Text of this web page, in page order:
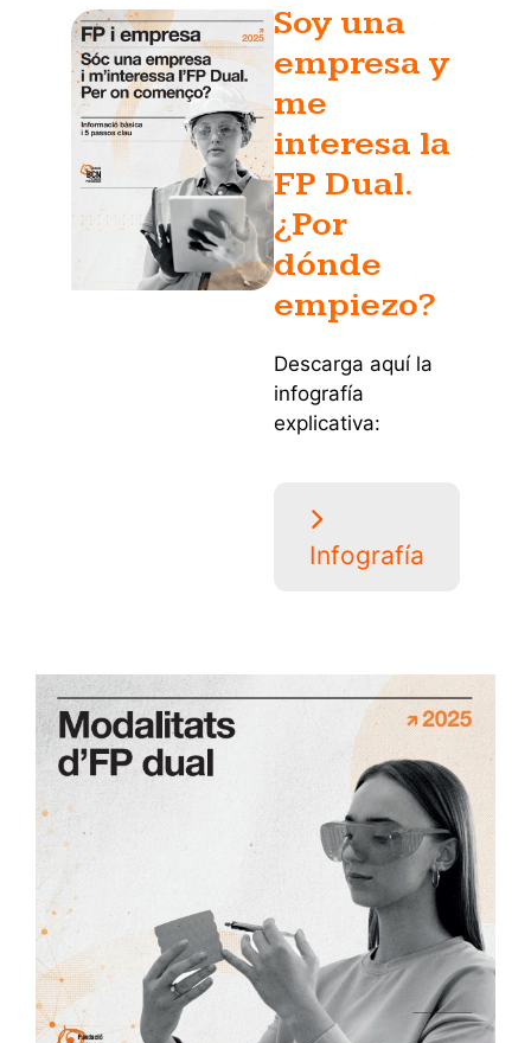
Soy una
empresa y
me
interesa la
FP Dual.
¿Por
dónde
empiezo?
Descarga aquí la
infografía
explicativa:
Infografía